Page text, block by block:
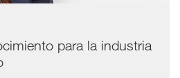
para la industria